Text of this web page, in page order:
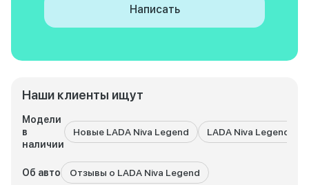
Наши клиенты ищут
Модели
в
наличии
Новые LADA Niva Legend LADA Niva Legend с
Об авто Отзывы о LADA Niva Legend
Написать